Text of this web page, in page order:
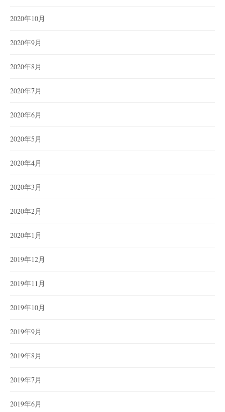
2020年10月
2020年9月
2020年8月
2020年7月
2020年6月
2020年5月
2020年4月
2020年3月
2020年2月
2020年1月
2019年12月
2019年11月
2019年10月
2019年9月
2019年8月
2019年7月
2019年6月